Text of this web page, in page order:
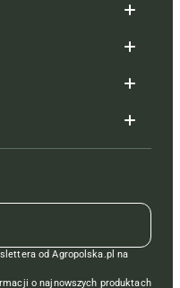
od Agropolska.pl na
o najnowszych produktach